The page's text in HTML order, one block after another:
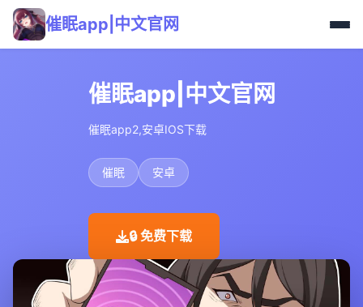
催眠app|中文官网
催眠app|中文官网
催眠app2,安卓IOS下载
催眠 安卓
🔒 免费下载